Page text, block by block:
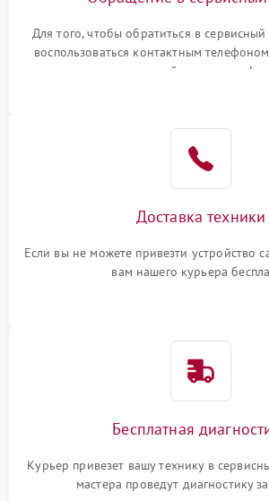
Для того, чтобы обратиться в
воспользоваться контактным
или оставить свой номер
Доставка техники
Если вы не можете привезти устройство
вам нашего курьера
Бесплатная
Курьер привезет вашу технику в
мастера проведут диагностику